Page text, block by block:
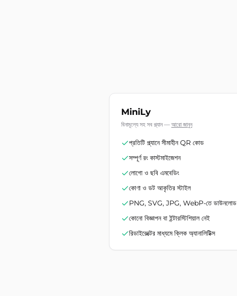
MiniLy
বিনামূল্যে সহ সব প্ল্যান— আরো জানুন
প্রতিটি প্ল্যানে সীমাহীন QR কোড
সম্পূর্ণ রং কাস্টমাইজেশন
লোগো ও ছবি এমবেডিং
কোণা ও ডট আকৃতির স্টাইল
PNG, SVG, JPG, WebP-তে ডাউনলোড
কোনো বিজ্ঞাপন বা ইন্টারস্টিশিয়াল নেই
রিডাইরেক্টের মাধ্যমে ক্লিক অ্যানালিটিক্স